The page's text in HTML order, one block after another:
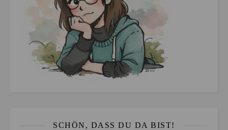
SCHÖN, DASS DU DA BIST!